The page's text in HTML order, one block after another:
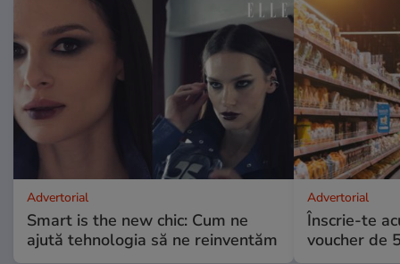
Advertorial
Smart is the new chic: Cum ne
ajută tehnologia să ne reinventăm
Advertorial
Înscrie-te
voucher de